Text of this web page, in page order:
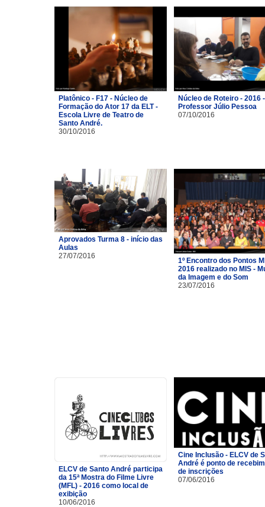
Platônico - F17 - Núcleo de
Formação do Ator 17 da ELT -
Escola Livre de Teatro de
Santo André.
30/10/2016
Núcleo de Roteiro - 2016 -
Professor Júlio Pessoa
07/10/2016
Aprovados Turma 8 - início das
Aulas
27/07/2016
1º Encontro dos Pontos
2016 realizado no MIS -
da Imagem e do Som
23/07/2016
ELCV de Santo André participa
da 15ª Mostra do Filme Livre
(MFL) - 2016 como local de
exibição
10/06/2016
Cine Inclusão - ELCV de
André é ponto de
de inscrições
07/06/2016